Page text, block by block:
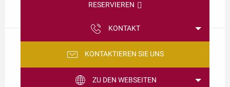
RESERVIEREN
KONTAKT
KONTAKTIEREN SIE UNS
ZU DEN WEBSEITEN